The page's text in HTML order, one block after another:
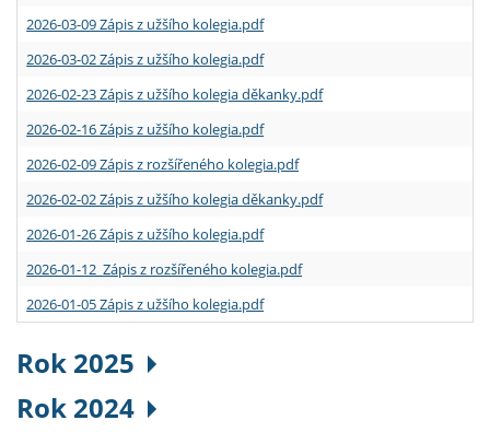
2026-03-09 Zápis z užšího kolegia.pdf
2026-03-02 Zápis z užšího kolegia.pdf
2026-02-23 Zápis z užšího kolegia děkanky.pdf
2026-02-16 Zápis z užšího kolegia.pdf
2026-02-09 Zápis z rozšířeného kolegia.pdf
2026-02-02 Zápis z užšího kolegia děkanky.pdf
2026-01-26 Zápis z užšího kolegia.pdf
2026-01-12 Zápis z rozšířeného kolegia.pdf
2026-01-05 Zápis z užšího kolegia.pdf
Rok 2025
Rok 2024